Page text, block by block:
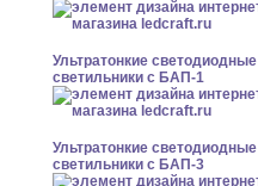
Ультратонкие светодиодные
светильники с БАП-1
Ультратонкие светодиодные
светильники с БАП-3